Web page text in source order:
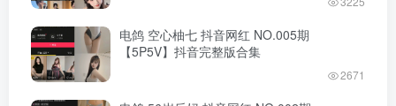
电鸽 空心柚七 抖音网红 NO.005期
【5P5V】抖音完整版合集
2671